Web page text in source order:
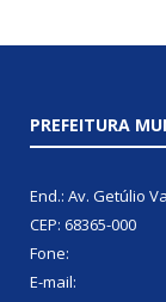
PREFEITURA
End.: Av. Getúlio
CEP: 68365-000
Fone:
E-mail: